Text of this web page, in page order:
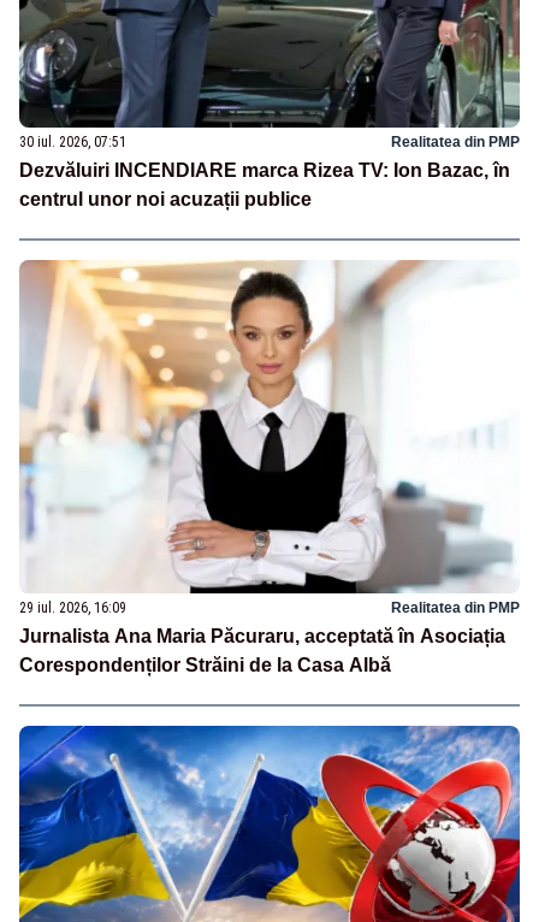
30 iul. 2026, 07:51 Realitatea din PMP
Dezvăluiri INCENDIARE marca Rizea TV: Ion Bazac, în
centrul unor noi acuzații publice
29 iul. 2026, 16:09 Realitatea din PMP
Jurnalista Ana Maria Păcuraru, acceptată în Asociația
Corespondenților Străini de la Casa Albă